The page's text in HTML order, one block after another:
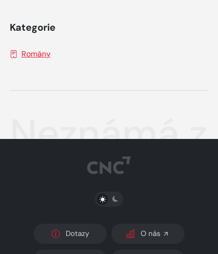
Kategorie
Romány
Neznámá
PŘEPNOUT SVĚTLÝ/TMAVÝ REŽIM
Dotazy O nás